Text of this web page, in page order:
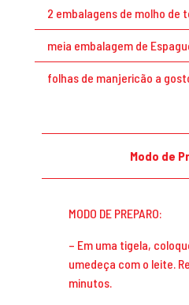
2 embalagens de molho de
meia embalagem de
folhas de manjericão a
Modo de
MODO DE PREPARO:
– Em uma tigela,
umedeça com o leite.
minutos.